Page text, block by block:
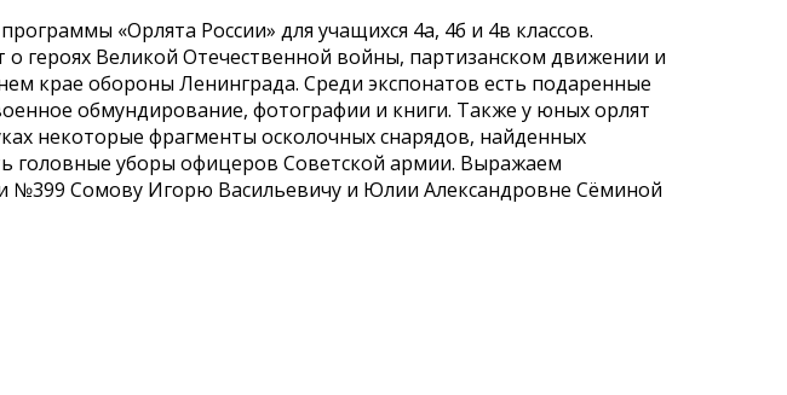
«Орлята России» для учащихся 4а, 4б и 4в классов.
о героях Великой Отечественной войны, партизанском движении и
крае обороны Ленинграда. Среди экспонатов есть подаренные
обмундирование, фотографии и книги. Также у юных орлят
некоторые фрагменты осколочных снарядов, найденных
головные уборы офицеров Советской армии. Выражаем
№399 Сомову Игорю Васильевичу и Юлии Александровне Сёминой